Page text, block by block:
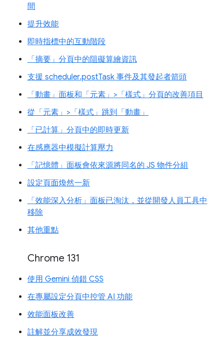
間
提升效能
即時指標中的互動階段
「摘要」分頁中的阻礙算繪資訊
支援 scheduler.postTask 事件及其發起者箭頭
「動畫」面板和「元素」>「樣式」分頁的改善項目
從「元素」>「樣式」跳到「動畫」
「已計算」分頁中的即時更新
在感應器中模擬計算壓力
「記憶體」面板會依來源將同名的 JS 物件分組
設定頁面煥然一新
「效能深入分析」面板已淘汰，並從開發人員工具中
移除
其他重點
Chrome 131
使用 Gemini 偵錯 CSS
在專屬設定分頁中控管 AI 功能
效能面板改善
註解並分享成效發現